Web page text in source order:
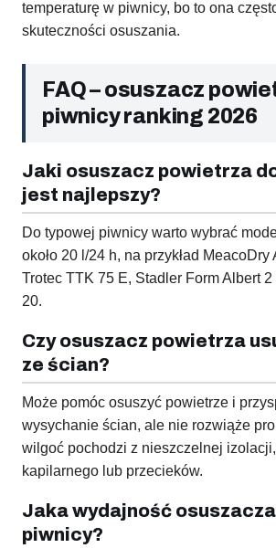
temperaturę w piwnicy, bo to ona
skuteczności osuszania.
FAQ – osuszacz
piwnicy ranking 2026
Jaki osuszacz powietrza
jest najlepszy?
Do typowej piwnicy warto wybrać
około 20 l/24 h, na przykład MeacoDry
Trotec TTK 75 E, Stadler Form Albert
20.
Czy osuszacz powietrza
ze ścian?
Może pomóc osuszyć powietrze i
wysychanie ścian, ale nie rozwiąże
wilgoć pochodzi z nieszczelnej
kapilarnego lub przecieków.
Jaka wydajność
piwnicy?